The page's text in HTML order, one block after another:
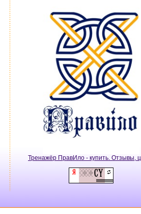
Тренажёр ПравИло - купить. Отзывы,